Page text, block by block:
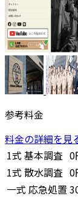
参考料金
料金の詳細を
1式 基本調査 0
1式 散水調査 0
一式 応急処置